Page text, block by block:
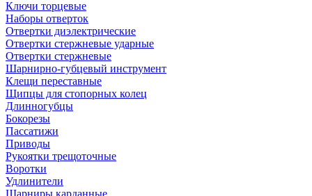
Ключи торцевые
Наборы отверток
Отвертки диэлектрические
Отвертки стержневые ударные
Отвертки стержневые
Шарнирно-губцевый инструмент
Клещи переставные
Щипцы для стопорных колец
Длинногубцы
Бокорезы
Пассатижи
Приводы
Рукоятки трещоточные
Воротки
Удлинители
Шарниры карданные